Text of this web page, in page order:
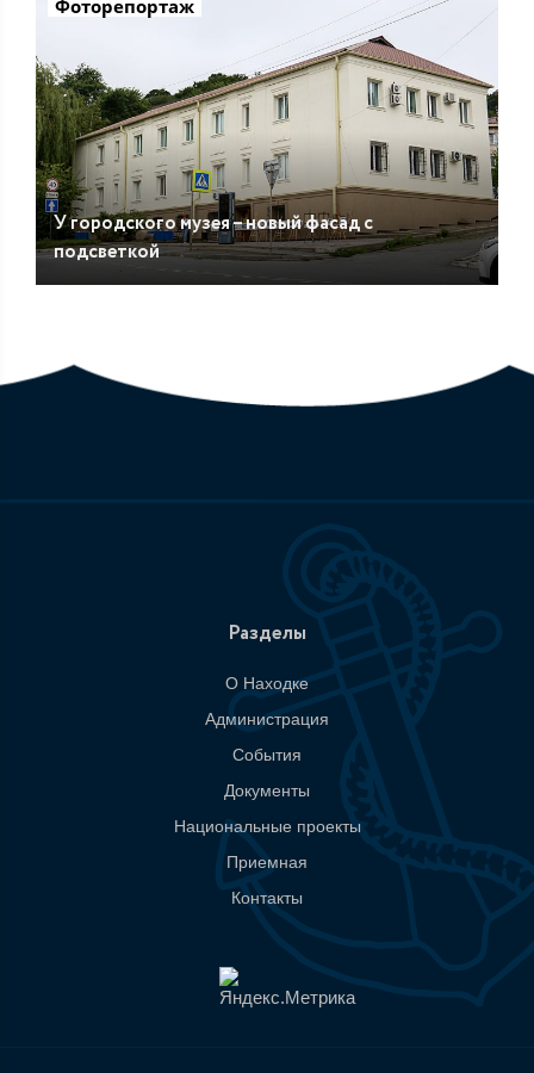
Фоторепортаж
У городского музея – новый фасад с
подсветкой
Разделы
О Находке
Администрация
События
Документы
Национальные проекты
Приемная
Контакты